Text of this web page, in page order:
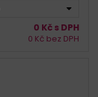
0 Kč s DPH
0 Kč bez DPH